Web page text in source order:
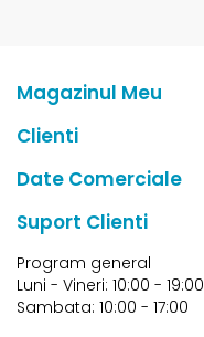
Magazinul Meu
Clienti
Date Comerciale
Suport Clienti
Program general
Luni - Vineri: 10:00 - 19:00
Sambata: 10:00 - 17:00